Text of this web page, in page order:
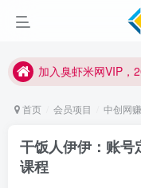
加入臭虾米网VIP，
加入臭虾米网VIP，
首页 会员项目 中创网
干饭人伊伊：账号
课程